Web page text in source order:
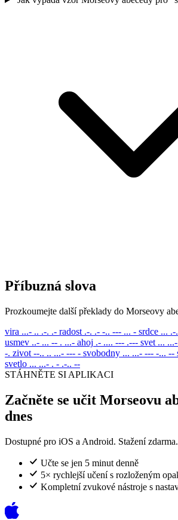
Příbuzná slova
Prozkoumejte další překlady do Morseovy
vira ...- .. .-. .- radost .-. .- -.. --- ... - srdce ... .-
usmev ..- ... -- . ...- ahoj .- .... --- .--- svet ...
-. zivot --.. .. ...- --- - svobodny ... ...- --- -... --
svetlo ... ...- . - .-.. --
STÁHNĚTE SI APLIKACI
Začněte se učit Morseovu
dnes
Dostupné pro iOS a Android. Stažení zdarma.
Učte se jen 5 minut denně
5× rychlejší učení s rozloženým
Kompletní zvukové nástroje s